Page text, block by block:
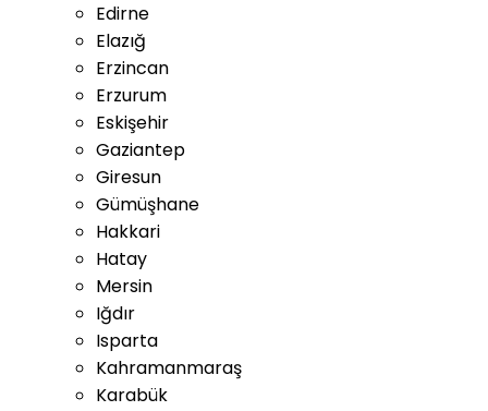
Edirne
Elazığ
Erzincan
Erzurum
Eskişehir
Gaziantep
Giresun
Gümüşhane
Hakkari
Hatay
Mersin
Iğdır
Isparta
Kahramanmaraş
Karabük